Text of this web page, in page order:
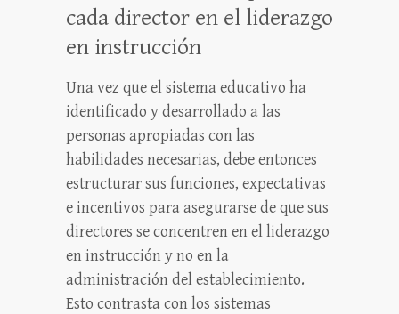
cada director en el liderazgo
en instrucción
Una vez que el sistema educativo ha
identificado y desarrollado a las
personas apropiadas con las
habilidades necesarias, debe entonces
estructurar sus funciones, expectativas
e incentivos para asegurarse de que sus
directores se concentren en el liderazgo
en instrucción y no en la
administración del establecimiento.
Esto contrasta con los sistemas